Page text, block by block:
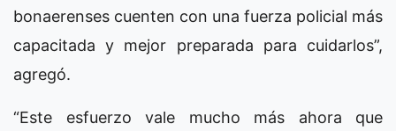
bonaerenses cuenten con una fuerza policial más
capacitada y mejor preparada para cuidarlos”,
agregó.
“Este esfuerzo vale mucho más ahora que